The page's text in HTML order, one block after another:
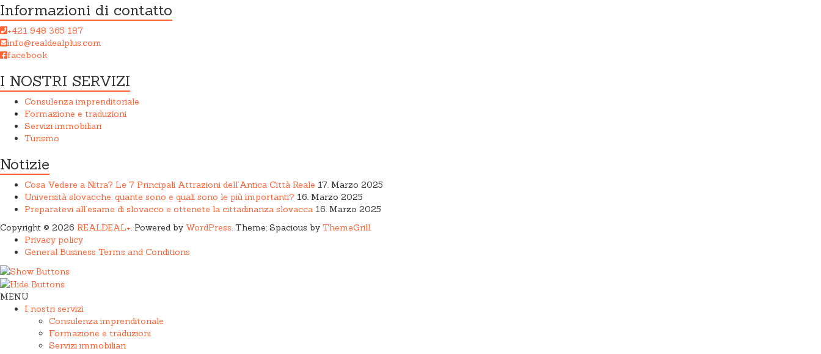
Informazioni di contatto
+421 948 365 187
info@realdealplus.com
facebook
I NOSTRI SERVIZI
Consulenza imprenditoriale
Formazione e traduzioni
Servizi immobiliari
Turismo
Notizie
Cosa Vedere a Nitra? Le 7 Principali Attrazioni dell’Antica Città Reale 17. Marzo 2025
Università slovacche: quante sono e quali sono le più importanti? 16. Marzo 2025
Preparatevi all’esame di slovacco e ottenete la cittadinanza slovacca 16. Marzo 2025
Copyright © 2026 REALDEAL+. Powered by WordPress. Theme: Spacious by ThemeGrill.
Privacy policy
General Business Terms and Conditions
MENU
I nostri servizi
Consulenza imprenditoriale
Formazione e traduzioni
Servizi immobiliari